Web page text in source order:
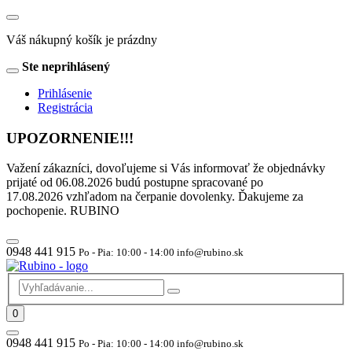
Váš nákupný košík je prázdny
Ste neprihlásený
Prihlásenie
Registrácia
UPOZORNENIE!!!
Važení zákazníci, dovoľujeme si Vás informovať že objednávky
prijaté od 06.08.2026 budú postupne spracované po
17.08.2026 vzhľadom na čerpanie dovolenky. Ďakujeme za
pochopenie. RUBINO
0948 441 915 Po - Pia: 10:00 - 14:00 info@rubino.sk
0
0948 441 915 Po - Pia: 10:00 - 14:00 info@rubino.sk